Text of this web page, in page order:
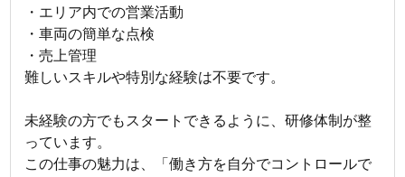
・エリア内での営業活動
・車両の簡単な点検
・売上管理
難しいスキルや特別な経験は不要です。
未経験の方でもスタートできるように、研修体制が整
っています。
この仕事の魅力は、「働き方を自分でコントロールで